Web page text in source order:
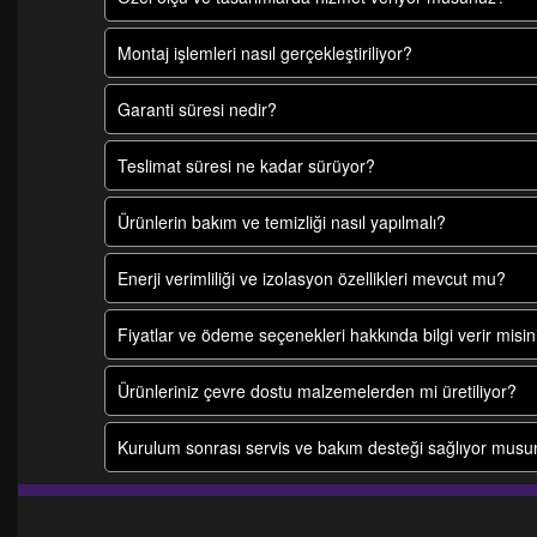
Montaj işlemleri nasıl gerçekleştiriliyor?
Garanti süresi nedir?
Teslimat süresi ne kadar sürüyor?
Ürünlerin bakım ve temizliği nasıl yapılmalı?
Enerji verimliliği ve izolasyon özellikleri mevcut mu?
Fiyatlar ve ödeme seçenekleri hakkında bilgi verir
Ürünleriniz çevre dostu malzemelerden mi üretiliyor?
Kurulum sonrası servis ve bakım desteği sağlıyor